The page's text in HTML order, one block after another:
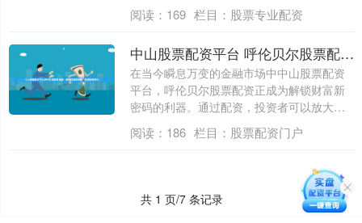
户，作为国....
阅读： 169 栏目： 股票专业配资
中山股票配资平台 呼伦贝尔股票配资：解锁财富新密码，助您投资腾飞
在当今瞬息万变的金融市场中中山股票配资
平台，呼伦贝尔股票配资正成为解锁财富新
密码的利器。通过配资，投资者可以放大资
金杠杆....
阅读： 186 栏目： 股票配资门户
共 1 页/7 条记录